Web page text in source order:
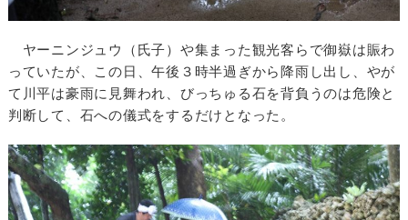
ヤーニンジュウ（氏子）や集まった観光客らで御嶽は賑わ
っていたが、この日、午後３時半過ぎから降雨し出し、やが
て川平は豪雨に見舞われ、びっちゅる石を背負うのは危険と
判断して、石への儀式をするだけとなった。